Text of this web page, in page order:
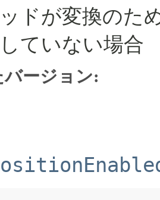
ドが変換のた
ていない場合
ージョン: